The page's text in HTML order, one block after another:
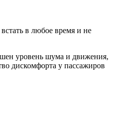
в любое время и не
уровень шума и движения,
дискомфорта у пассажиров